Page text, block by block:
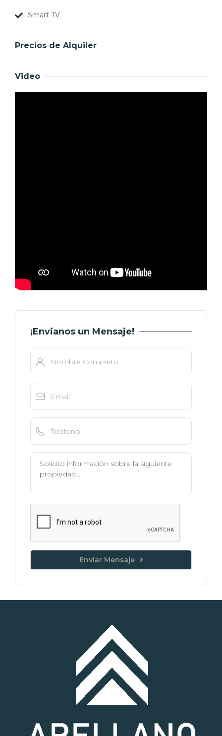
Smart TV
Precios de Alquiler
Video
¡Envianos un Mensaje!
Enviar Mensaje